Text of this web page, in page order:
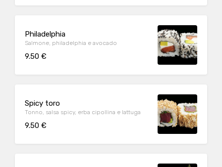
Philadelphia
Salmone, philadelphia e avocado
9.50 €
Spicy toro
Tonno, salsa spicy, erba cipollina e lattuga
9.50 €